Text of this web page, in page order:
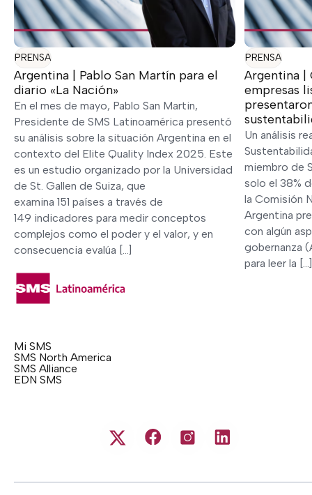
PRENSA
Argentina | Pablo San Martín para el
diario «La Nación»
En el mes de mayo, Pablo San Martin,
Presidente de SMS Latinoamérica presentó
su análisis sobre la situación Argentina en el
contexto del Elite Quality Index 2025. Este
es un estudio organizado por la Universidad
de St. Gallen de Suiza, que
examina 151 países a través de
149 indicadores para medir conceptos
complejos como el poder y el valor, y en
consecuencia evalúa […]
PRENSA
Argentina |
empresas
Un análisis
miembro de
solo el 38%
la Comisión
Argentina
con algún
gobernanza
para leer la […]
Mi SMS
SMS North America
SMS Alliance
EDN SMS